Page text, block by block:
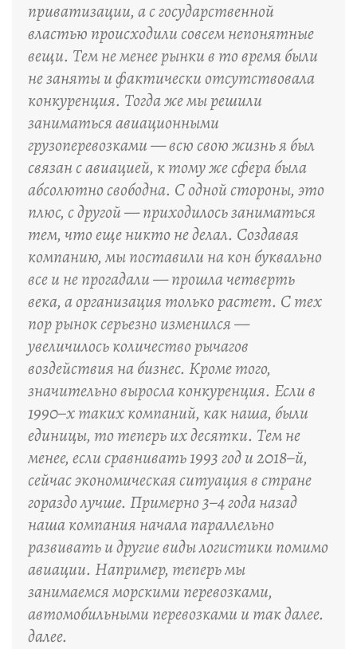
приватизации, а с государственной
властью происходили совсем непонятные
вещи. Тем не менее рынки в то время были
не заняты и фактически отсутствовала
конкуренция. Тогда же мы решили
заниматься авиационными
грузоперевозками — всю свою жизнь я был
связан с авиацией, к тому же сфера была
абсолютно свободна. С одной стороны, это
плюс, с другой — приходилось заниматься
тем, что еще никто не делал. Создавая
компанию, мы поставили на кон буквально
все и не прогадали — прошла четверть
века, а организация только растет. С тех
пор рынок серьезно изменился —
увеличилось количество рычагов
воздействия на бизнес. Кроме того,
значительно выросла конкуренция. Если в
1990–х таких компаний, как наша, были
единицы, то теперь их десятки. Тем не
менее, если сравнивать 1993 год и 2018–й,
сейчас экономическая ситуация в стране
гораздо лучше. Примерно 3–4 года назад
наша компания начала параллельно
развивать и другие виды логистики помимо
авиации. Например, теперь мы
занимаемся морскими перевозками,
автомобильными перевозками и так далее.
далее.